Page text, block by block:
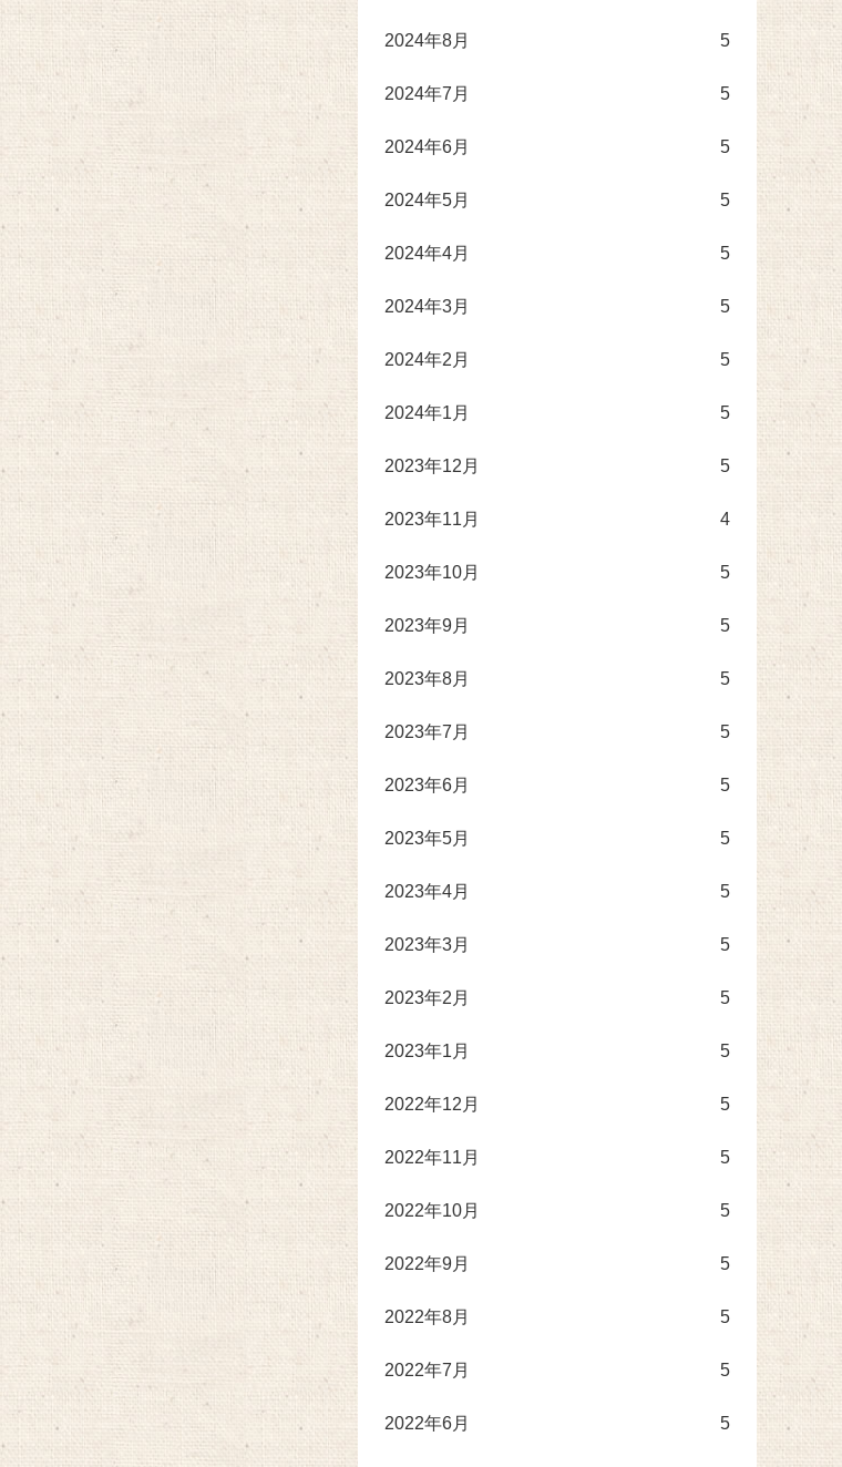
2024年8月 5
2024年7月 5
2024年6月 5
2024年5月 5
2024年4月 5
2024年3月 5
2024年2月 5
2024年1月 5
2023年12月 5
2023年11月 4
2023年10月 5
2023年9月 5
2023年8月 5
2023年7月 5
2023年6月 5
2023年5月 5
2023年4月 5
2023年3月 5
2023年2月 5
2023年1月 5
2022年12月 5
2022年11月 5
2022年10月 5
2022年9月 5
2022年8月 5
2022年7月 5
2022年6月 5